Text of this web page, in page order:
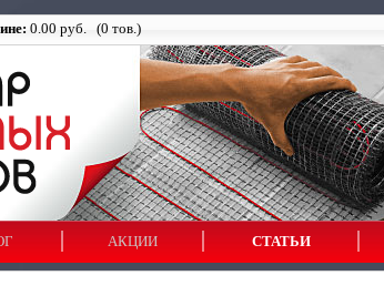
0.00 руб. (0 тов.)
АКЦИИ СТАТЬИ